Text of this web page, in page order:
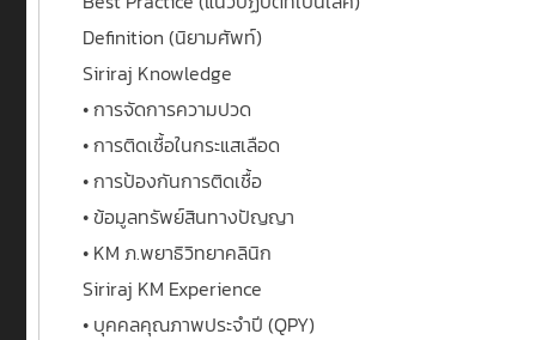
Definition (นิยามศัพท์)
Siriraj Knowledge
• การจัดการความปวด
• การติดเชื้อในกระแสเลือด
• การป้องกันการติดเชื้อ
• ข้อมูลทรัพย์สินทางปัญญา
• KM ภ.พยาธิวิทยาคลินิก
Siriraj KM Experience
• บุคคลคุณภาพประจำปี (QPY)